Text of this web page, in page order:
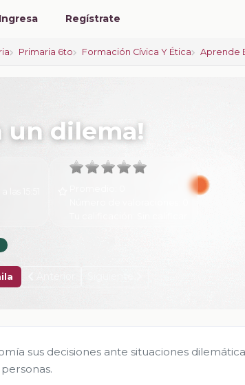
Ingresa Regístrate
Primaria 6to Formación Cívica Y Ética Aprende
un dilema!
sus decisiones ante situaciones